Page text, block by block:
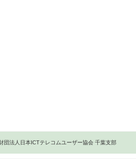
法人日本ICTテレコムユーザー協会 千葉支部